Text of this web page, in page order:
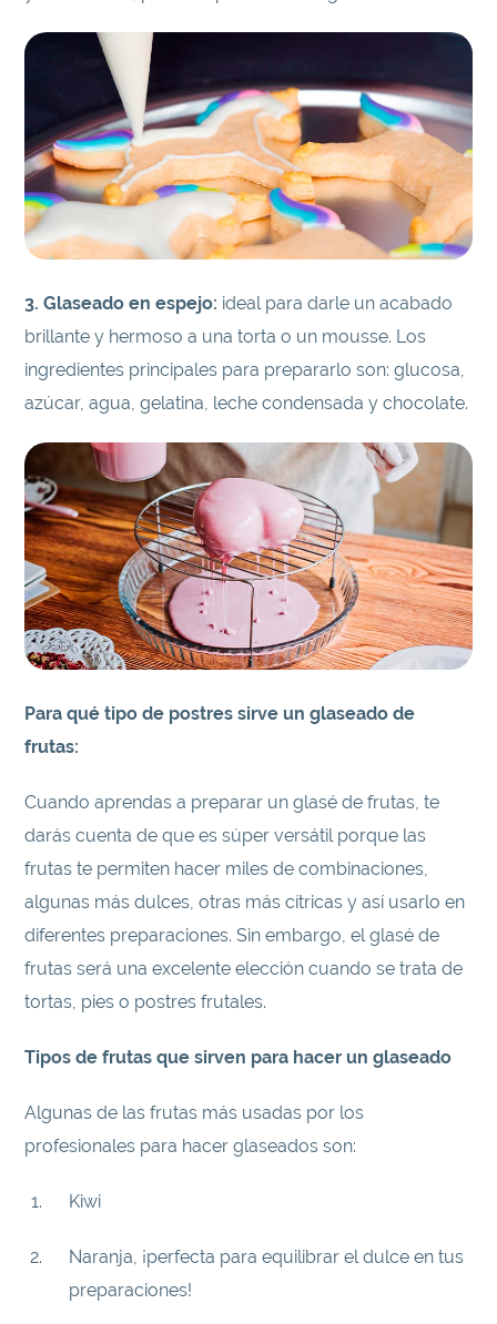
3. Glaseado en espejo: ideal para darle un acabado
brillante y hermoso a una torta o un mousse. Los
ingredientes principales para prepararlo son: glucosa,
azúcar, agua, gelatina, leche condensada y chocolate.
Para qué tipo de postres sirve un glaseado de
frutas:
Cuando aprendas a preparar un glasé de frutas, te
darás cuenta de que es súper versátil porque las
frutas te permiten hacer miles de combinaciones,
algunas más dulces, otras más cítricas y así usarlo en
diferentes preparaciones. Sin embargo, el glasé de
frutas será una excelente elección cuando se trata de
tortas, pies o postres frutales.
Tipos de frutas que sirven para hacer un glaseado
Algunas de las frutas más usadas por los
profesionales para hacer glaseados son:
Kiwi
Naranja, ¡perfecta para equilibrar el dulce en tus
preparaciones!